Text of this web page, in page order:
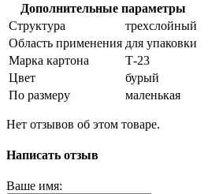
Дополнительные параметры
Структура
трехслойный
Область применения для упаковки
Марка картона
Т-23
Цвет
бурый
По размеру
маленькая
Нет отзывов об этом товаре.
Написать отзыв
Ваше имя: